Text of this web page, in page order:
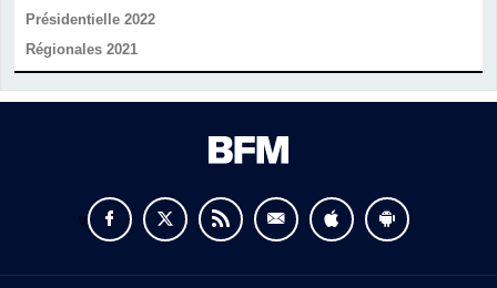
Présidentielle 2022
Régionales 2021
v